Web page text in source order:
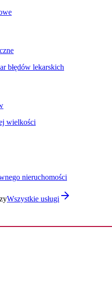
błędów lekarskich
wielkości
nieruchomości
Wszystkie usługi